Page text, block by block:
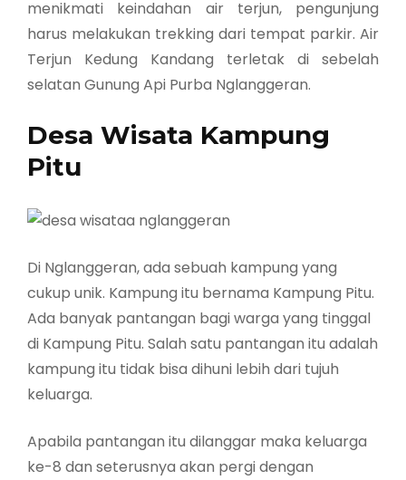
menikmati keindahan air terjun, pengunjung
harus melakukan trekking dari tempat parkir. Air
Terjun Kedung Kandang terletak di sebelah
selatan Gunung Api Purba Nglanggeran.
Desa Wisata Kampung
Pitu
Di Nglanggeran, ada sebuah kampung yang
cukup unik. Kampung itu bernama Kampung Pitu.
Ada banyak pantangan bagi warga yang tinggal
di Kampung Pitu. Salah satu pantangan itu adalah
kampung itu tidak bisa dihuni lebih dari tujuh
keluarga.
Apabila pantangan itu dilanggar maka keluarga
ke-8 dan seterusnya akan pergi dengan